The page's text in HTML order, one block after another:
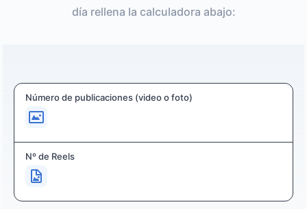
día rellena la calculadora abajo:
Número de publicaciones (video o foto)
Nº de Reels